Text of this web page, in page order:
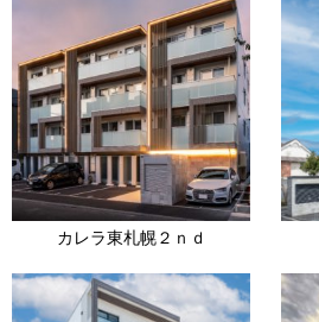
カレラ東札幌２ｎｄ